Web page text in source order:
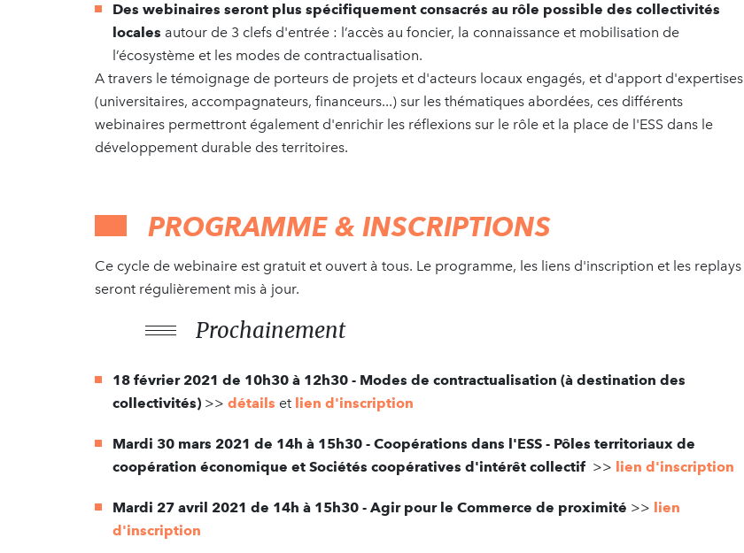
Des webinaires seront plus spécifiquement consacrés au rôle possible des collectivités
locales autour de 3 clefs d'entrée : l’accès au foncier, la connaissance et mobilisation de
l’écosystème et les modes de contractualisation.
A travers le témoignage de porteurs de projets et d'acteurs locaux engagés, et d'apport d'expertises
(universitaires, accompagnateurs, financeurs...) sur les thématiques abordées, ces différents
webinaires permettront également d'enrichir les réflexions sur le rôle et la place de l'ESS dans le
développement durable des territoires.
PROGRAMME & INSCRIPTIONS
Ce cycle de webinaire est gratuit et ouvert à tous. Le programme, les liens d'inscription et les replays
seront régulièrement mis à jour.
Prochainement
18 février 2021 de 10h30 à 12h30 - Modes de contractualisation (à destination des
collectivités) >> détails et lien d'inscription
Mardi 30 mars 2021 de 14h à 15h30 - Coopérations dans l'ESS - Pôles territoriaux de
coopération économique et Sociétés coopératives d'intérêt collectif >> lien d'inscription
Mardi 27 avril 2021 de 14h à 15h30 - Agir pour le Commerce de proximité >> lien
d'inscription